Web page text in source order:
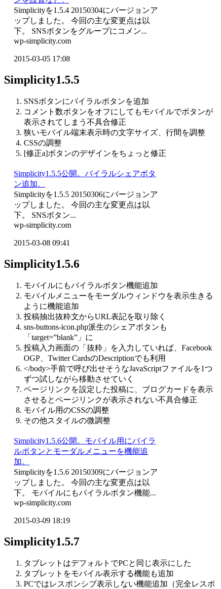
Simplicityを1.5.4 20150304にバージョンア
ップしました。 今回の主な変更点は以
下。 SNSボタンをグループにコメン...
wp-simplicity.com
2015-03-05 17:08
Simplicity1.5.5
SNSボタンにバイラルボタンを追加
コメント数ボタンをオフにしてもモバイルでボタンが
表示されてしまう不具合修正
狭いモバイル端末表示時の文字サイズ、行間を調整
CSSの調整
[修正a]ボタンのデザインをちょっと修正
Simplicity1.5.5公開。バイラルシェアボタ
ン追加。
Simplicityを1.5.5 20150306にバージョンア
ップしました。 今回の主な変更点は以
下。 SNSボタン...
wp-simplicity.com
2015-03-08 09:41
Simplicity1.5.6
モバイルにもバイラルボタン機能追加
モバイルメニューをモーダルウィンドウを表示生きる
ように機能追加
投稿抽出抜粋文からURL表記を取り除く
sns-buttons-icon.php派生のシェアボタンも
「target=”blank”」に
投稿入力画面の「抜粋」を入力していれば、Facebook
OGP、Twitter CardsのDescriptionでも利用
</body>手前で呼び出せそうなJavaScriptファイルを1つ
ずつ試しながら移動させていく
ページリンクを設定した投稿に、ブログカードを表示
させるとページリンクが表示されない不具合修正
モバイル用のCSSの調整
その他スタイルの微調整
Simplicity1.5.6公開。モバイル用にバイラ
ルボタンとモーダルメニューを機能追
加。
Simplicityを1.5.6 20150309にバージョンア
ップしました。 今回の主な変更点は以
下。 モバイルにもバイラルボタン機能...
wp-simplicity.com
2015-03-09 18:19
Simplicity1.5.7
タブレットはデフォルトでPCと同じ表示にした
タブレットをモバイル表示する機能も追加
PCではレスポンシブ表示しない機能追加（完全レスポ